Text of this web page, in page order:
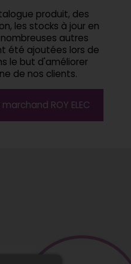
produit, des
les stocks à jour en
autres
été ajoutées lors de
le but d'améliorer
de nos clients.
ROY ELEC